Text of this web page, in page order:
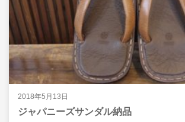
2018年5月13日
ジャパニーズサンダル納品